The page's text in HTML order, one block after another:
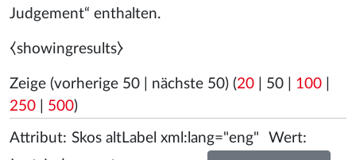
Judgement“ enthalten.
⧼showingresults⧽
Zeige (vorherige 50 nächste 50) (20 50 100
250
500)
Attribut: Wert: